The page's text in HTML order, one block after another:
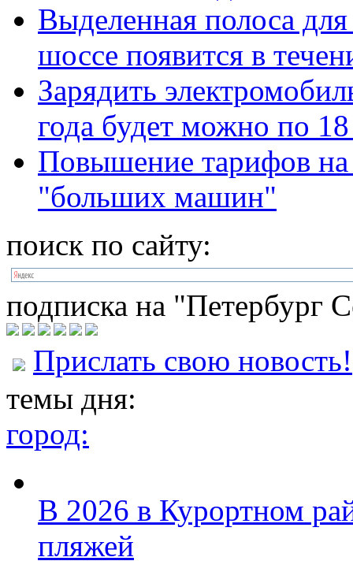
Выделенная полоса
шоссе появится в
Зарядить
года будет можно по
Повышение тарифов на
"больших машин"
поиск по сайту:
подписка на "Петербург
Прислать свою новость!
темы дня:
город:
В 2026 в Курортном
пляжей